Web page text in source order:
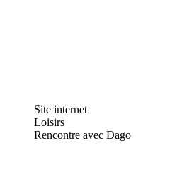
Site internet
Loisirs
Rencontre avec Dago